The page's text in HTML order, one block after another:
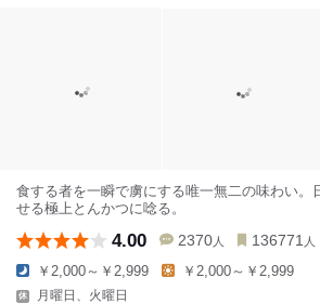
食する者を一瞬で虜にする唯一無二の味わい。
せる極上とんかつに唸る。
4.00 2370 人 136771 人
￥2,000～￥2,999 ￥2,000～￥2,999
月曜日、火曜日